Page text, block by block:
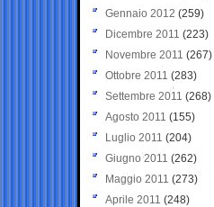
Gennaio 2012 (259)
Dicembre 2011 (223)
Novembre 2011 (267)
Ottobre 2011 (283)
Settembre 2011 (268)
Agosto 2011 (155)
Luglio 2011 (204)
Giugno 2011 (262)
Maggio 2011 (273)
Aprile 2011 (248)